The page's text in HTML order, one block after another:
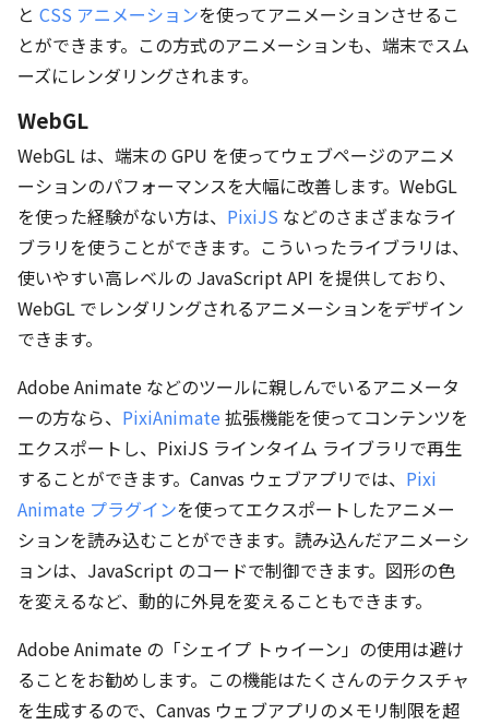
と CSS アニメーションを使ってアニメーションさせるこ
とができます。この方式のアニメーションも、端末でスム
ーズにレンダリングされます。
WebGL
WebGL は、端末の GPU を使ってウェブページのアニメ
ーションのパフォーマンスを大幅に改善します。WebGL
を使った経験がない方は、 PixiJS などのさまざまなライ
ブラリを使うことができます。こういったライブラリは、
使いやすい高レベルの JavaScript API を提供しており、
WebGL でレンダリングされるアニメーションをデザイン
できます。
Adobe Animate などのツールに親しんでいるアニメータ
ーの方なら、 PixiAnimate拡張機能を使ってコンテンツを
エクスポートし、PixiJS ラインタイム ライブラリで再生
することができます。Canvas ウェブアプリでは、 Pixi
Animate プラグインを使ってエクスポートしたアニメー
ションを読み込むことができます。読み込んだアニメーシ
ョンは、JavaScript のコードで制御できます。図形の色
を変えるなど、動的に外見を変えることもできます。
Adobe Animate の「シェイプ トゥイーン」の使用は避け
ることをお勧めします。この機能はたくさんのテクスチャ
を生成するので、Canvas ウェブアプリのメモリ制限を超